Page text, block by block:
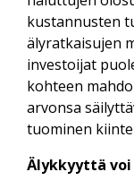
kustannusten
älyratkaisujen
investoijat
kohteen
arvonsa
tuominen
Älykkyyttä